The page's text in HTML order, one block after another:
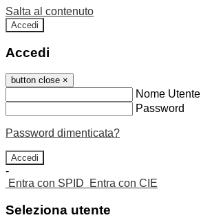
Salta al contenuto
Accedi
Accedi
button close ×
Nome Utente
Password
Password dimenticata?
-
Entra con SPID
Entra con CIE
Seleziona utente